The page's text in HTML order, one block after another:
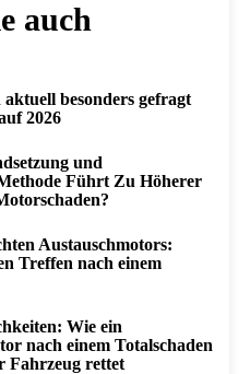
auch
besonders gefragt
2026
und
Führt Zu Höherer
Austauschmotors:
Treffen nach einem
Wie ein
nach einem Totalschaden
Fahrzeug rettet